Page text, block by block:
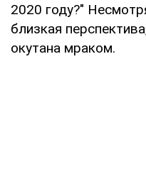
2020 году?"
близкая
окутана мраком.